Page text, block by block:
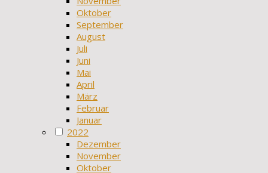
Oktober
September
August
Juli
Juni
Mai
April
März
Februar
Januar
2022
Dezember
November
Oktober